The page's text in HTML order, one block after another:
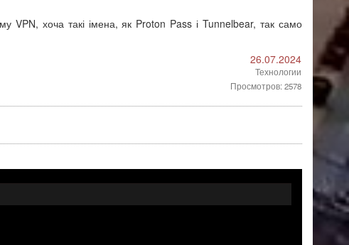
VPN, хоча такі імена, як Proton Pass і Tunnelbear, так само
26.07.2024
Технологии
Просмотров: 2578